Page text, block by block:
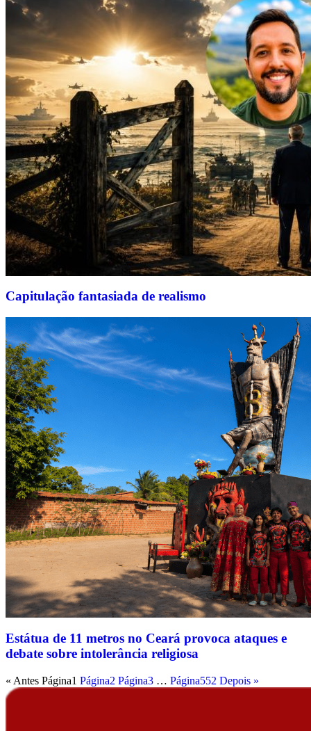
Capitulação fantasiada de realismo
Estátua de 11 metros no Ceará provoca ataques e
debate sobre intolerância religiosa
« Antes Página1 Página2 Página3 … Página552 Depois »